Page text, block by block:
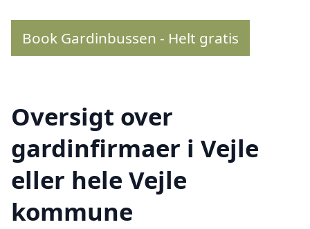
Book Gardinbussen - Helt gratis
Oversigt over
gardinfirmaer i Vejle
eller hele Vejle
kommune